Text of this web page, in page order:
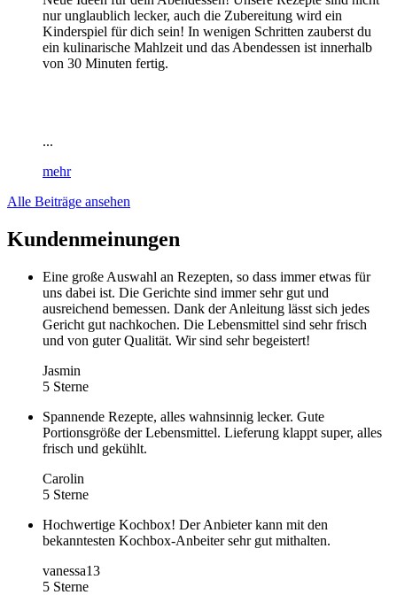
nur unglaublich lecker, auch die Zubereitung wird ein
Kinderspiel für dich sein! In wenigen Schritten zauberst du
ein kulinarische Mahlzeit und das Abendessen ist innerhalb
von 30 Minuten fertig.
...
mehr
Alle Beiträge ansehen
Kundenmeinungen
Eine große Auswahl an Rezepten, so dass immer etwas für
uns dabei ist. Die Gerichte sind immer sehr gut und
ausreichend bemessen. Dank der Anleitung lässt sich jedes
Gericht gut nachkochen. Die Lebensmittel sind sehr frisch
und von guter Qualität. Wir sind sehr begeistert!
Jasmin
5 Sterne
Spannende Rezepte, alles wahnsinnig lecker. Gute
Portionsgröße der Lebensmittel. Lieferung klappt super, alles
frisch und gekühlt.
Carolin
5 Sterne
Hochwertige Kochbox! Der Anbieter kann mit den
bekanntesten Kochbox-Anbeiter sehr gut mithalten.
vanessa13
5 Sterne